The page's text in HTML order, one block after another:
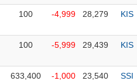
100 -4,999 28,279 KIS
100 -5,999 29,439 KIS
633,400 -1,000 23,540 SSI